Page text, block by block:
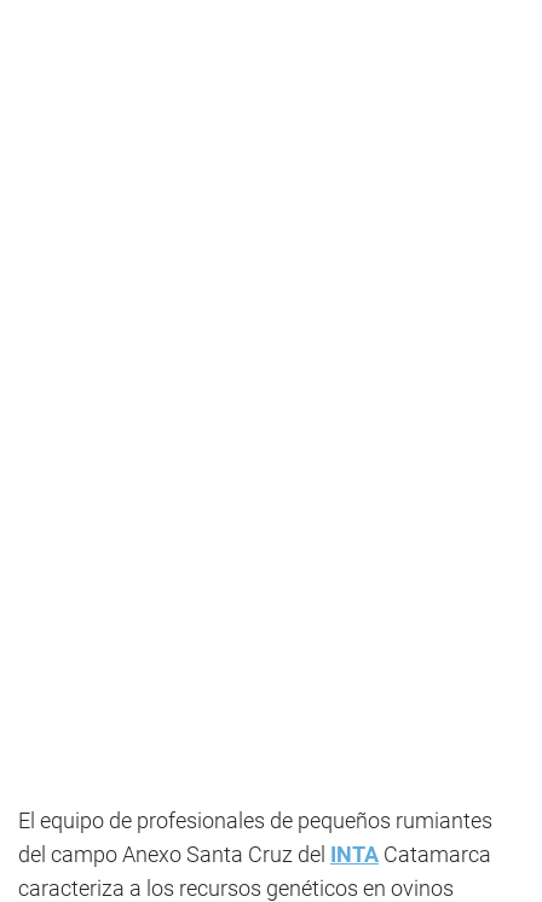
El equipo de profesionales de pequeños rumiantes
del campo Anexo Santa Cruz del INTA Catamarca
caracteriza a los recursos genéticos en ovinos